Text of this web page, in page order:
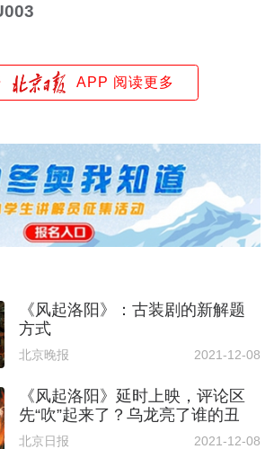
APP 阅读更多
《风起洛阳》：古装剧的新解题
方式
北京晚报 2021-12-08
《风起洛阳》延时上映，评论区
先“吹”起来了？乌龙亮了谁的丑
北京日报 2021-12-08